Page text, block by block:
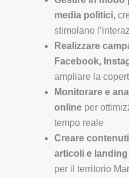
media politici,
stimolano
Realizzare
Facebook,
ampliare la
Monitorare e
online per
tempo reale
Creare
articoli e
per il territorio